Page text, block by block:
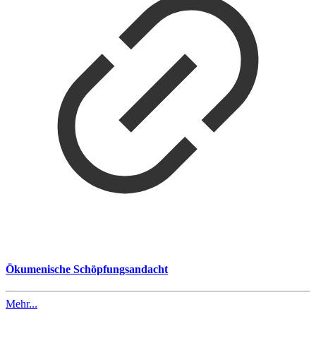
Ökumenische Schöpfungsandacht
Mehr...